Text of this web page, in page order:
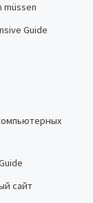
müssen
Guide
сайт